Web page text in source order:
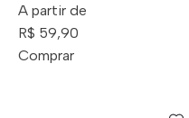
A partir de
R$ 59,90
Comprar